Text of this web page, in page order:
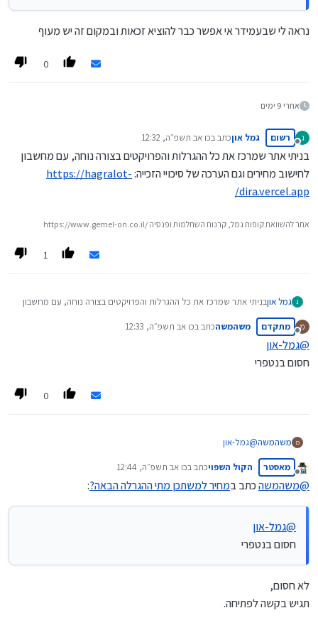
נראה לי שבעמידר אי אפשר כבר להוציא זכאות ובמקום זה יש מעוף
0
אחרי 9 ימים
ג
מנותק
רשום גמל אוןכתב בכו אב תשפ״ה, 12:32
נערך לאחרונה על ידי
בניתי אתר שמרכז את כל ההגרלות והפרויקטים בצורה נוחה, עם מחשבון
לחישוב מחירים וגם הערכה של סיכויי הזכייה:https://hagralot-
dira.vercel.app/
https://www.gemel-on.co.il/ אתר להשוואת קופות גמל, קרנות השתלמות ופנסיה
1
ג גמל אוןבניתי אתר שמרכז את כל ההגרלות והפרויקטים בצורה נוחה, עם מחשבון
לחישוב מחירים וגם הערכה של סיכויי הזכייה:
dira.vercel.app/
מ
מנותק
מתקדם משהמשהכתב בכו אב תשפ״ה, 12:33
נערך לאחרונה על ידי
@גמל-און
חסום בנטפרי
0
מ משהמשה@גמל-און
מנותק
מאסטר הקול השפויכתב בכו אב תשפ״ה, 12:44
נערך לאחרונה על ידי
@משהמשהכתב במחיר למשתכן מתי ההגרלה הבאה?:
@גמל-און
חסום בנטפרי
לא חסום,
תגיש בקשה לפתיחה.